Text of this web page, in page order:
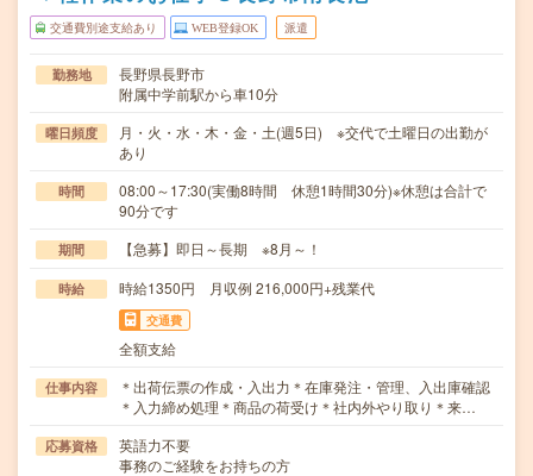
交通費別途支給あり WEB登録OK 派遣
勤務地
長野県長野市
附属中学前駅から車10分
曜日頻度
月・火・水・木・金・土(週5日) ※交代で土曜日の出勤が
あり
時間
08:00～17:30(実働8時間 休憩1時間30分)※休憩は合計で
90分です
期間 【急募】即日～長期 ※8月～！
時給 時給1350円 月収例 216,000円+残業代
交通費
全額支給
仕事内容
＊出荷伝票の作成・入出力＊在庫発注・管理、入出庫確認
＊入力締め処理＊商品の荷受け＊社内外やり取り＊来…
応募資格
英語力不要
事務のご経験をお持ちの方